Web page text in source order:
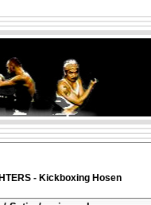
- Kickboxing Hosen